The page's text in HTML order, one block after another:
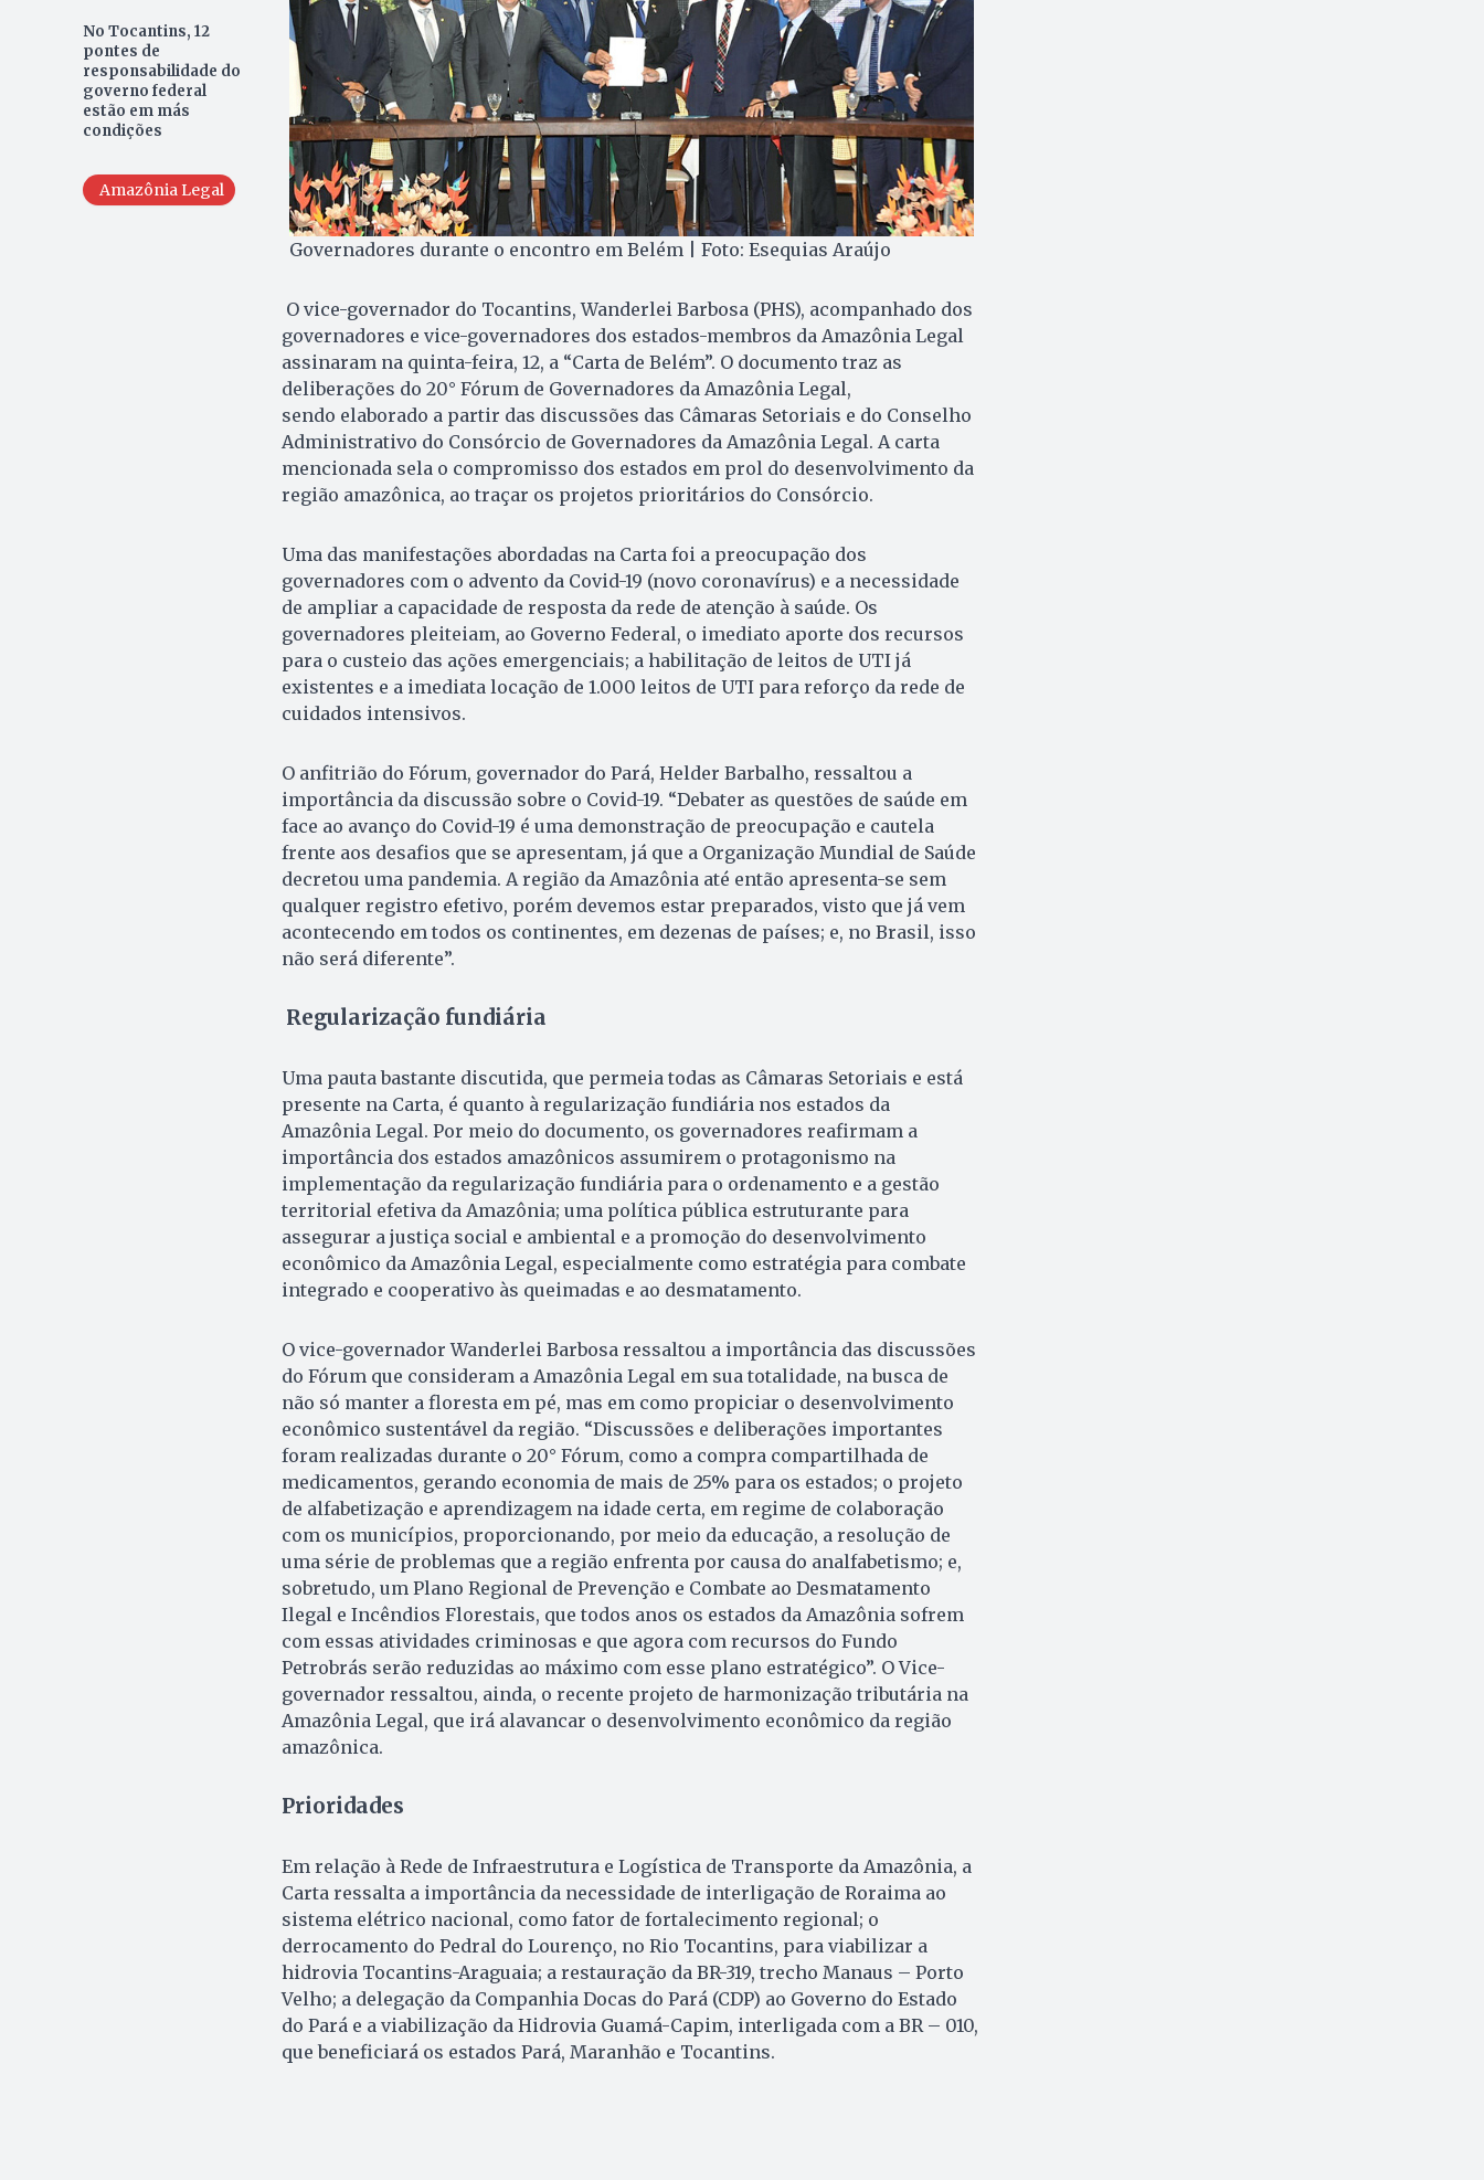
No Tocantins, 12
pontes de
responsabilidade do
governo federal
estão em más
condições
Amazônia Legal
Governadores durante o encontro em Belém | Foto: Esequias Araújo
O vice-governador do Tocantins, Wanderlei Barbosa (PHS), acompanhado dos
governadores e vice-governadores dos estados-membros da Amazônia Legal
assinaram na quinta-feira, 12, a “Carta de Belém”. O documento traz as
deliberações do 20° Fórum de Governadores da Amazônia Legal,
sendo elaborado a partir das discussões das Câmaras Setoriais e do Conselho
Administrativo do Consórcio de Governadores da Amazônia Legal. A carta
mencionada sela o compromisso dos estados em prol do desenvolvimento da
região amazônica, ao traçar os projetos prioritários do Consórcio.
Uma das manifestações abordadas na Carta foi a preocupação dos
governadores com o advento da Covid-19 (novo coronavírus) e a necessidade
de ampliar a capacidade de resposta da rede de atenção à saúde. Os
governadores pleiteiam, ao Governo Federal, o imediato aporte dos recursos
para o custeio das ações emergenciais; a habilitação de leitos de UTI já
existentes e a imediata locação de 1.000 leitos de UTI para reforço da rede de
cuidados intensivos.
O anfitrião do Fórum, governador do Pará, Helder Barbalho, ressaltou a
importância da discussão sobre o Covid-19. “Debater as questões de saúde em
face ao avanço do Covid-19 é uma demonstração de preocupação e cautela
frente aos desafios que se apresentam, já que a Organização Mundial de Saúde
decretou uma pandemia. A região da Amazônia até então apresenta-se sem
qualquer registro efetivo, porém devemos estar preparados, visto que já vem
acontecendo em todos os continentes, em dezenas de países; e, no Brasil, isso
não será diferente”.
Regularização fundiária
Uma pauta bastante discutida, que permeia todas as Câmaras Setoriais e está
presente na Carta, é quanto à regularização fundiária nos estados da
Amazônia Legal. Por meio do documento, os governadores reafirmam a
importância dos estados amazônicos assumirem o protagonismo na
implementação da regularização fundiária para o ordenamento e a gestão
territorial efetiva da Amazônia; uma política pública estruturante para
assegurar a justiça social e ambiental e a promoção do desenvolvimento
econômico da Amazônia Legal, especialmente como estratégia para combate
integrado e cooperativo às queimadas e ao desmatamento.
O vice-governador Wanderlei Barbosa ressaltou a importância das discussões
do Fórum que consideram a Amazônia Legal em sua totalidade, na busca de
não só manter a floresta em pé, mas em como propiciar o desenvolvimento
econômico sustentável da região. “Discussões e deliberações importantes
foram realizadas durante o 20° Fórum, como a compra compartilhada de
medicamentos, gerando economia de mais de 25% para os estados; o projeto
de alfabetização e aprendizagem na idade certa, em regime de colaboração
com os municípios, proporcionando, por meio da educação, a resolução de
uma série de problemas que a região enfrenta por causa do analfabetismo; e,
sobretudo, um Plano Regional de Prevenção e Combate ao Desmatamento
Ilegal e Incêndios Florestais, que todos anos os estados da Amazônia sofrem
com essas atividades criminosas e que agora com recursos do Fundo
Petrobrás serão reduzidas ao máximo com esse plano estratégico”. O Vice-
governador ressaltou, ainda, o recente projeto de harmonização tributária na
Amazônia Legal, que irá alavancar o desenvolvimento econômico da região
amazônica.
Prioridades
Em relação à Rede de Infraestrutura e Logística de Transporte da Amazônia, a
Carta ressalta a importância da necessidade de interligação de Roraima ao
sistema elétrico nacional, como fator de fortalecimento regional; o
derrocamento do Pedral do Lourenço, no Rio Tocantins, para viabilizar a
hidrovia Tocantins-Araguaia; a restauração da BR-319, trecho Manaus – Porto
Velho; a delegação da Companhia Docas do Pará (CDP) ao Governo do Estado
do Pará e a viabilização da Hidrovia Guamá-Capim, interligada com a BR – 010,
que beneficiará os estados Pará, Maranhão e Tocantins.